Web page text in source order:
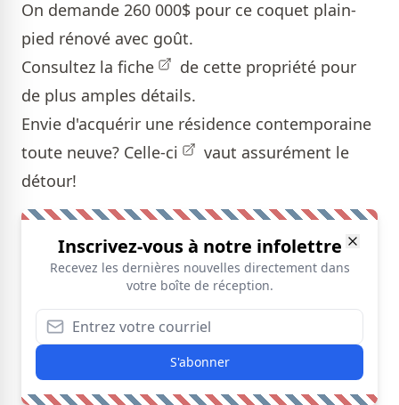
On demande 260 000$ pour ce coquet plain-
pied rénové avec goût.
Consultez la fiche
de cette propriété pour
de plus amples détails.
Envie d'acquérir une résidence contemporaine
toute neuve? Celle-ci
vaut assurément le
détour!
Inscrivez-vous à notre infolettre
Recevez les dernières nouvelles directement dans
votre boîte de réception.
S'abonner